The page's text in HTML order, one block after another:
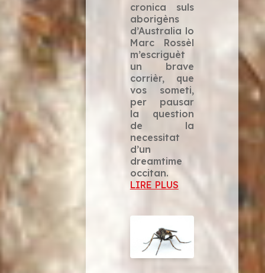
cronica suls
aborigèns
d’Australia lo
Marc Rossèl
m’escriguèt
un brave
corrièr, que
vos someti,
per pausar
la question
de la
necessitat
d’un
dreamtime
occitan.
LIRE PLUS